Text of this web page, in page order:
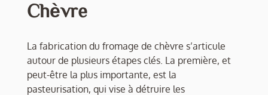
Chèvre
La fabrication du fromage de chèvre s’articule
autour de plusieurs étapes clés. La première, et
peut-être la plus importante, est la
pasteurisation, qui vise à détruire les